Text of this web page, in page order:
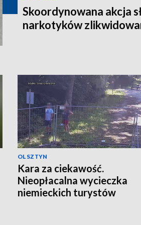
Skoordynowana akcja
narkotyków
OLSZTYN
Kara za ciekawość.
Nieopłacalna wycieczka
niemieckich turystów